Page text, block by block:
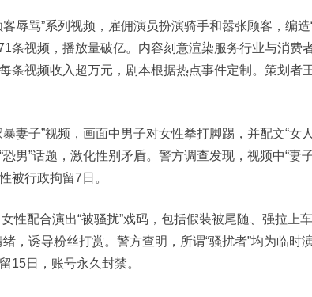
骂”系列视频，雇佣演员扮演骑手和嚣张顾客，编造
条视频，播放量破亿。内容刻意渲染服务行业与消费
条视频收入超万元，剧本根据热点事件定制。策划者
子”视频，画面中男子对女性拳打脚踢，并配文“女
男”话题，激化性别矛盾。警方调查发现，视频中“妻
被行政拘留7日。
配合演出“被骚扰”戏码，包括假装被尾随、强拉上
，诱导粉丝打赏。警方查明，所谓“骚扰者”均为临时
15日，账号永久封禁。